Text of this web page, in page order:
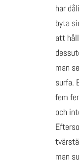
har
byta
att
man
surfa.
fem
och
man